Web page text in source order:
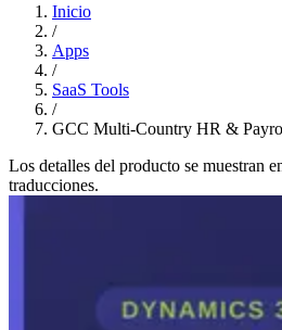
Inicio
/
Apps
/
SaaS Tools
/
GCC Multi-Country HR &
Los detalles del producto se muestran
traducciones.